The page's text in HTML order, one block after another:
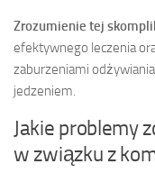
Zrozumienie tej
efektywnego leczenia
zaburzeniami
jedzeniem.
Jakie problemy
w związku z